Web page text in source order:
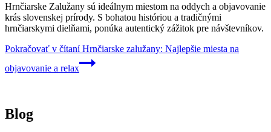
Hrnčiarske Zalužany sú ideálnym miestom na oddych a objavovanie
krás slovenskej prírody. S bohatou históriou a tradičnými
hrnčiarskymi dielňami, ponúka autentický zážitok pre návštevníkov.
Pokračovať v čítaníHrnčiarske zalužany: Najlepšie miesta na
objavovanie a relax
Blog